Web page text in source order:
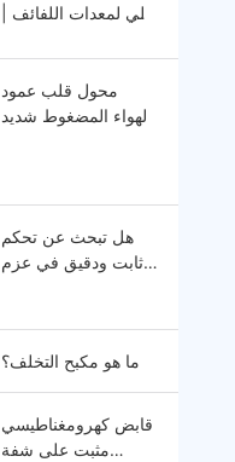
الآلي لمعدات اللفائف |
محول قلب عمود
الهواء المضغوط شديد
هل تبحث عن تحكم
ثابت ودقيق في عزم
ما هو مكبح التخلف؟
قابض كهرومغناطيسي
مثبت على شفة